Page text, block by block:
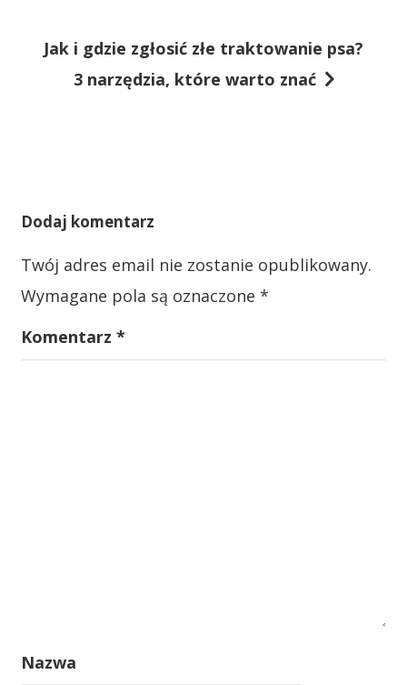
a
p
i
s
u
Jak i gdzie zgłosić złe traktowanie psa?
3 narzędzia, które warto znać
Dodaj komentarz
Twój adres email nie zostanie opublikowany.
Wymagane pola są oznaczone *
Komentarz *
Nazwa